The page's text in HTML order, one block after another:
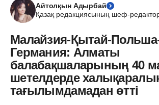
Айтолқын Адырбай
Қазақ редакциясының шеф-
Малайзия-Қытай-
Германия: Алматы
балабақшаларының 40
шетелдерде
тағылымдамадан өтті